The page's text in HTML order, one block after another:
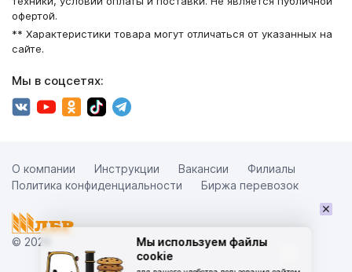
Мы используем файлы
cookie
офертой.
** Характеристики товара могут отличаться от указанных на
сайте.
Мы в соцсетях:
© 2026
О компании Инструкции Вакансии
Филиалы
Политика конфиденциальности
Биржа перевозок
×